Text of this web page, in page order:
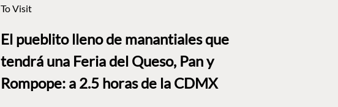
To Visit
El pueblito lleno de manantiales que
tendrá una Feria del Queso, Pan y
Rompope: a 2.5 horas de la CDMX